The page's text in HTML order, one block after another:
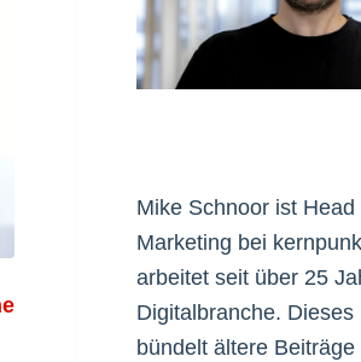
Mike Schnoor ist Head
Marketing bei
arbeitet seit über 25
Digitalbranche. Dieses
bündelt ältere Beiträge